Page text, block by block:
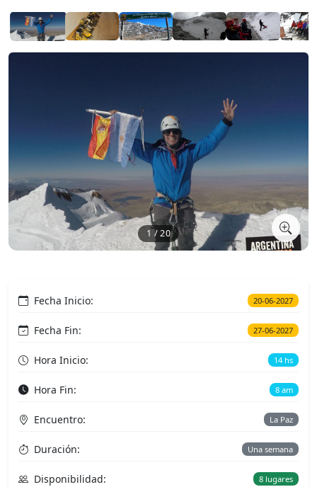
1 / 20
Fecha Inicio: 20-06-2027
Fecha Fin: 27-06-2027
Hora Inicio: 14 hs
Hora Fin: 8 am
Encuentro: La Paz
Duración: Una semana
Disponibilidad: 8 lugares